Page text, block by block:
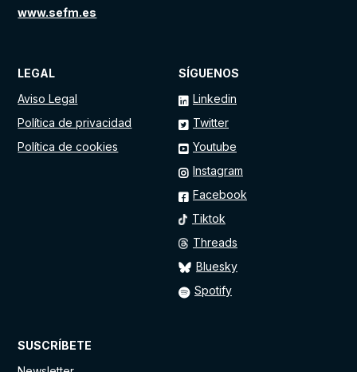
www.sefm.es
SUSCRÍBETE
SÍGUENOS
Linkedin
Twitter
Youtube
Instagram
Facebook
Tiktok
Threads
Bluesky
Spotify
LEGAL
Aviso Legal
Política de privacidad
Política de cookies